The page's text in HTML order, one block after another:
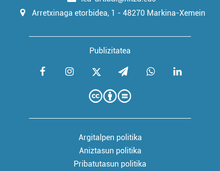
Arretxinaga etorbidea, 1 - 48270 Markina-Xemein
Publizitatea
Argitalpen politika
Aniztasun politika
Pribatutasun politika